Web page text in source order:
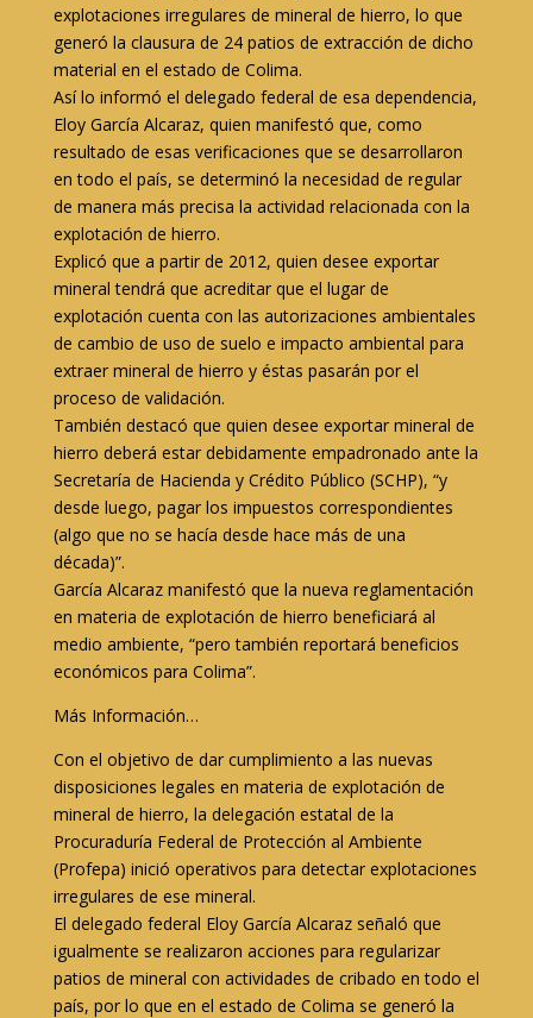
explotaciones irregulares de mineral de hierro, lo que
generó la clausura de 24 patios de extracción de dicho
material en el estado de Colima.
Así lo informó el delegado federal de esa dependencia,
Eloy García Alcaraz, quien manifestó que, como
resultado de esas verificaciones que se desarrollaron
en todo el país, se determinó la necesidad de regular
de manera más precisa la actividad relacionada con la
explotación de hierro.
Explicó que a partir de 2012, quien desee exportar
mineral tendrá que acreditar que el lugar de
explotación cuenta con las autorizaciones ambientales
de cambio de uso de suelo e impacto ambiental para
extraer mineral de hierro y éstas pasarán por el
proceso de validación.
También destacó que quien desee exportar mineral de
hierro deberá estar debidamente empadronado ante la
Secretaría de Hacienda y Crédito Público (SCHP), “y
desde luego, pagar los impuestos correspondientes
(algo que no se hacía desde hace más de una
década)”.
García Alcaraz manifestó que la nueva reglamentación
en materia de explotación de hierro beneficiará al
medio ambiente, “pero también reportará beneficios
económicos para Colima”.
Más Información…
Con el objetivo de dar cumplimiento a las nuevas
disposiciones legales en materia de explotación de
mineral de hierro, la delegación estatal de la
Procuraduría Federal de Protección al Ambiente
(Profepa) inició operativos para detectar explotaciones
irregulares de ese mineral.
El delegado federal Eloy García Alcaraz señaló que
igualmente se realizaron acciones para regularizar
patios de mineral con actividades de cribado en todo el
país, por lo que en el estado de Colima se generó la